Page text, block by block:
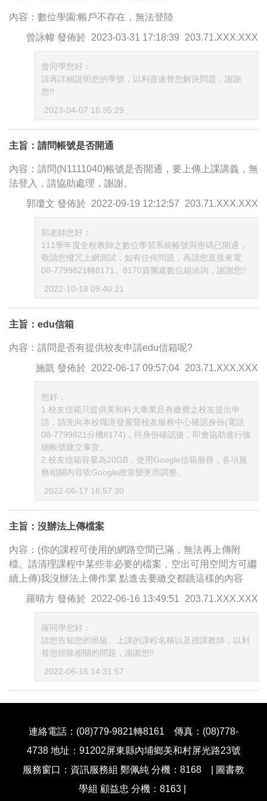
內容：數位學園:帳戶不存在，無法登陸
曾詠幃 發佈於 2023-03-31 17:18:39 203.71.XXX.XXX
曾同學您好：
請再詳細說明您的學號，以利盡速替您解決問題，謝謝
您!!
2023-04-07 16:35:29
主旨：請問帳號是否開通
內容：請問(N1111040)帳號是否開通，要上傳上課講義，無
法登入，請協助處理，謝謝。
郭瓊文 發佈於 2022-09-19 12:12:57 203.71.XXX.XXX
郭老師您好：
111學年度全校教師之數位學習系統帳號與密碼已開通，
敬請您撥冗上網測試，如有任何問題，再請您直接來電
08-7799821轉8171、8170資圖處數位組洽詢，謝謝您!!
2022-10-18 09:40:21
主旨：edu信箱
內容：請問是否有提供校友申請edu信箱呢?
施凱 發佈於 2022-06-17 09:57:04 203.71.XXX.XXX
您好：
1.校友信箱只提供美和科大畢業且有繳費之校友提出申
請，請先向本校職涯發展暨校友服務中心確認身份(電話
08-7799821分機8174)，待身份確認後，即會協助進行後
續帳號建立事宜。
2.校友信箱容量為20GB，使用Google信箱服務，各項服
務相關內容依Google政策變更而調整。
2022-06-17 16:57:30
主旨：沒辦法上傳檔案
內容：(你的課程可使用的網路空間已滿，無法再上傳附
檔。請清理課程中某些非必要的檔案，空出可用空間方可繼
續上傳)我沒辦法上傳作業 點進去要繳交都跳這樣的內容
羅晴方 發佈於 2022-06-16 13:49:51 203.71.XXX.XXX
羅同學您好：
請您告知您的班級、上課的課程名稱以及授課教師，以利
替您排除相關的問題，謝謝您!!
2022-06-16 14:31:57
連絡電話：(08)779-9821轉8161 傳真：(08)778-
4738 地址：91202屏東縣內埔鄉美和村屏光路23號
服務窗口：資訊服務組 鄭佩純 分機：8168 | 圖書教
學組 顧益忠 分機：8163 |